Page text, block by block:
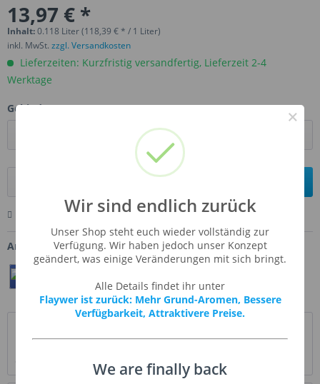
13,97 € *
Inhalt:0.118 Liter (118,39 € * / 1 Liter)
inkl. MwSt. zzgl. Versandkosten
Lieferzeiten: Kurzfristig versandfertig, Lieferzeit 2-4
Werktage
Gebinde:
In den
Bewerten Fragen zum Artikel
Artikel-Nr.: TFA-MARJAN
einen würzigen Hanfgeschmack. Hier geht...
×
Wir sind endlich zurück
Unser Shop steht euch wieder vollständig zur
Verfügung. Wir haben jedoch unser Konzept
geändert, was einige Veränderungen mit sich bringt.
Alle Details findet ihr unter
Flaywer ist zurück: Mehr Grund-Aromen, Bessere
Verfügbarkeit, Attraktivere Preise.
We are finally back